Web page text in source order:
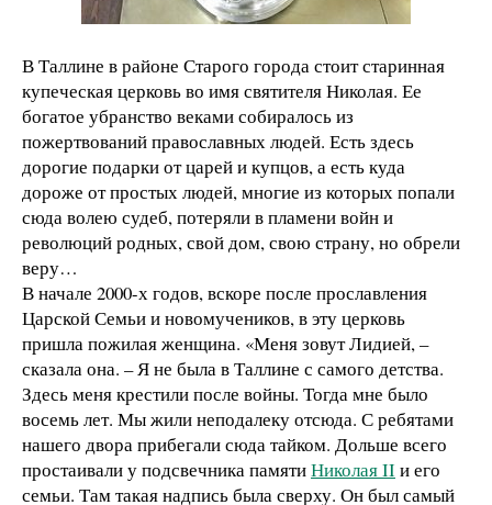
В Таллине в районе Старого города стоит старинная
купеческая церковь во имя святителя Николая. Ее
богатое убранство веками собиралось из
пожертвований православных людей. Есть здесь
дорогие подарки от царей и купцов, а есть куда
дороже от простых людей, многие из которых попали
сюда волею судеб, потеряли в пламени войн и
революций родных, свой дом, свою страну, но обрели
веру…
В начале 2000-х годов, вскоре после прославления
Царской Семьи и новомучеников, в эту церковь
пришла пожилая женщина. «Меня зовут Лидией, –
сказала она. – Я не была в Таллине с самого детства.
Здесь меня крестили после войны. Тогда мне было
восемь лет. Мы жили неподалеку отсюда. С ребятами
нашего двора прибегали сюда тайком. Дольше всего
простаивали у подсвечника памятиНиколая IIи его
семьи. Там такая надпись была сверху. Он был самый